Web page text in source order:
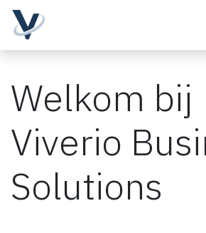
Overslaan naar inhoud
Welkom bij
Viverio
Solutions